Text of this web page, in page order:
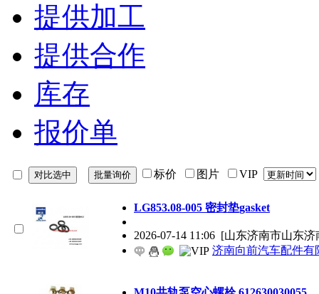
提供加工
提供合作
库存
报价单
标价 图片 VIP
LG853.08-005 密封垫gasket
2026-07-14 11:06 [山东济南市山东
济南向前汽车配件有